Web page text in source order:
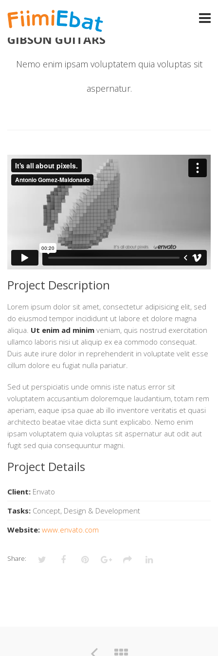
GIBSON GUITARS
Nemo enim ipsam voluptatem quia voluptas sit
aspernatur.
Project Description
Lorem ipsum dolor sit amet, consectetur adipisicing elit, sed
do eiusmod tempor incididunt ut labore et dolore magna
aliqua. Ut enim ad minim veniam, quis nostrud exercitation
ullamco laboris nisi ut aliquip ex ea commodo consequat.
Duis aute irure dolor in reprehenderit in voluptate velit esse
cillum dolore eu fugiat nulla pariatur.
Sed ut perspiciatis unde omnis iste natus error sit
voluptatem accusantium doloremque laudantium, totam rem
aperiam, eaque ipsa quae ab illo inventore veritatis et quasi
architecto beatae vitae dicta sunt explicabo. Nemo enim
ipsam voluptatem quia voluptas sit aspernatur aut odit aut
fugit sed quia consequuntur magni.
Project Details
Client: Envato
Tasks: Concept, Design & Development
Website: www.envato.com
Share: